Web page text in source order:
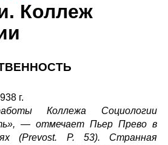
Коллеж
г.
Коллежа Социологии
— отмечает Пьер Прево в
(Prevost. Р. 53). Странная